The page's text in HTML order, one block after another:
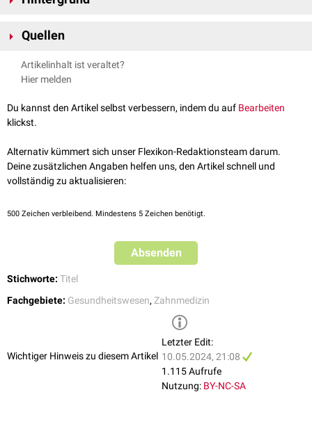
abgeschlossenen
erweitern. Das Programm bietet eine vertiefte theoretische und
praktische Ausbildung in der
Quellen
https://www.dp-uni.ac.at/de/studium-und-
weiterbildung/postgraduale-universitaetslehrgaenge-msc-
Artikelinhalt ist veraltet?
Hier melden
Du kannst den Artikel selbst verbessern, indem du auf Bearbeiten
klickst.
Alternativ kümmert sich unser Flexikon-Redaktionsteam darum.
Deine zusätzlichen Angaben helfen uns, den Artikel schnell und
vollständig zu aktualisieren:
500 Zeichen verbleibend. Mindestens 5 Zeichen benötigt.
Absenden
Stichworte: Titel
Fachgebiete: Gesundheitswesen, Zahnmedizin
Wichtiger Hinweis zu diesem Artikel
Letzter Edit:
10.05.2024, 21:08
1.115 Aufrufe
Nutzung: BY-NC-SA